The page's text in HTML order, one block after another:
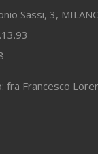
Sassi, 3,
fra Francesco